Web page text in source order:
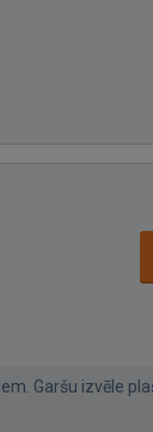
Garšu izvēle